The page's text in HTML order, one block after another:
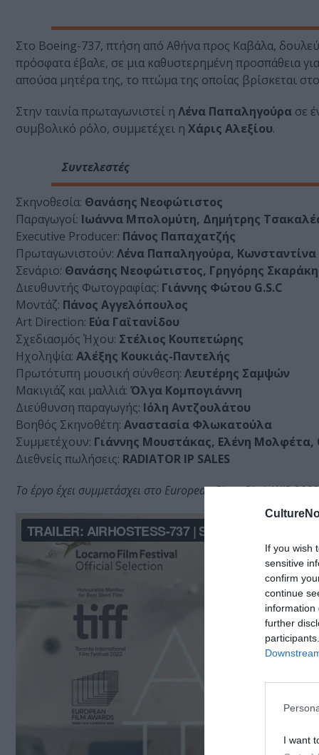
If you wish
sensitive
confirm
continue
information
further
I want
Στο Boeing-737, πτήση από Αθήνα προς Καβάλα,
πρόσφατα έβαλε, σε μια καθυστερημένη προσπάθεια
απούσα μητέρα της, το πτώμα της οποίας βρίσκεται
Στην ταινία πρωταγωνιστεί η Λένα Παπαληγούρα σε
συμβολικό ρόλο, συμμετέχει η Χάρις Αλεξίου.
Συντελεστές
Σκηνοθεσία: Θανάσης Νεοφώτιστος
Παραγωγοί: Ιωάννα Μπολομύτη, Δημήτρης
Executive Producer: Πάνος Παπαχατζής
Πρωταγωνιστούν: Λένα Παπαληγούρα, Κωνσταντίνα
Σενάριο: Θανάσης Νεοφώτιστος, Γρηγόρης
Διευθυντής Φωτογραφίας: Γιάννης Φώτου G.S.C
Μοντάζ: Πάνος Αγγελόπουλος
Art Direction: Εύα Γαϊτανίδου
Σχεδιασμός Ήχου: Στέλιος Κουπετώρης
Ηχοληψία: Αλέξης Κουκιάς-Παντελής
Πρωτότυπη μουσική σύνθεση: Λευτέρης Σαμψών
Μακιγιάζ και μαλλιά: Όλγα Κομπογιάννη
Διεύθυνση παραγωγής: Ιόλη Αντζουλάτου
Βοηθός Σκηνοθέτη: Αναστασία Φλωκατούλα
Συμμετέχουν: Γιάννης Μουστάκας, Ελένη
Διεθνείς πωλήσεις: RADIATOR IP SALES
Το έργο έχει συμμετάσχει στο European Short Pitch WIP 2022